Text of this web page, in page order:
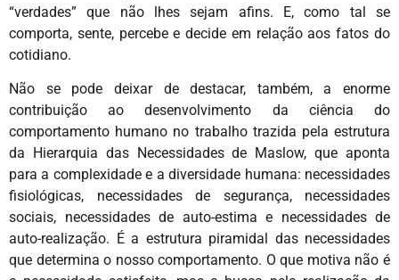
“verdades” que não lhes sejam afins. E, como tal se
comporta, sente, percebe e decide em relação aos fatos do
cotidiano.
Não se pode deixar de destacar, também, a enorme
contribuição ao desenvolvimento da ciência do
comportamento humano no trabalho trazida pela estrutura
da Hierarquia das Necessidades de Maslow, que aponta
para a complexidade e a diversidade humana: necessidades
fisiológicas, necessidades de segurança, necessidades
sociais, necessidades de auto-estima e necessidades de
auto-realização. É a estrutura piramidal das necessidades
que determina o nosso comportamento. O que motiva não é